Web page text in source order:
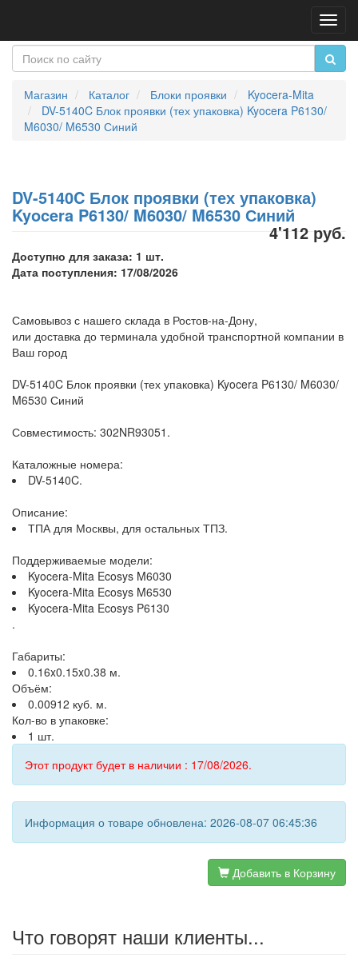
Магазин Каталог Блоки проявки
Kyocera-Mita
DV-5140C Блок проявки (тех упаковка) Kyocera P6130/
M6030/ M6530 Синий
DV-5140C Блок проявки (тех упаковка)
Kyocera P6130/ M6030/ M6530 Синий
4'112 руб.
Доступно для заказа: 1 шт.
Дата поступления: 17/08/2026
Самовывоз с нашего склада в Ростов-на-Дону,
или доставка до терминала удобной транспортной компании в
Ваш город
DV-5140C Блок проявки (тех упаковка) Kyocera P6130/ M6030/
M6530 Синий
Совместимость: 302NR93051.
Каталожные номера:
DV-5140C.
Описание:
ТПА для Москвы, для остальных ТПЗ.
Поддерживаемые модели:
Kyocera-Mita Ecosys M6030
Kyocera-Mita Ecosys M6530
Kyocera-Mita Ecosys P6130
.
Габариты:
0.16x0.15x0.38 м.
Объём:
0.00912 куб. м.
Кол-во в упаковке:
1 шт.
Этот продукт будет в наличии : 17/08/2026.
Информация о товаре обновлена: 2026-08-07 06:45:36
Добавить в Корзину
Что говорят наши клиенты...